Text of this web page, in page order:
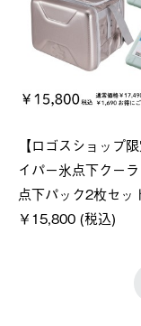
【ロゴスショップ
イパー氷点下クー
点下パック2枚セッ
￥15,800 (税込)